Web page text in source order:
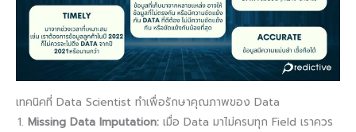
เทคนิคที่ Data Scientist ทำเพื่อรักษาคุณภาพของ Data
Missing Data Imputation: เมื่อ Data มาไม่ครบทุก Field เราควร